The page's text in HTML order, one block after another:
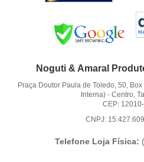
Noguti & Amaral
Praça Doutor Paula de Toledo, 50,
Interna) -Centro,
CEP:
CNPJ:
Telefone Loja Física: